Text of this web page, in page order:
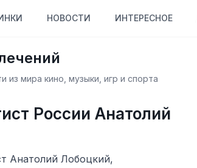
НОВОСТИ ИНТЕРЕСНОЕ
мира кино, музыки, игр и спорта
России Анатолий
Анатолий Лобоцкий,